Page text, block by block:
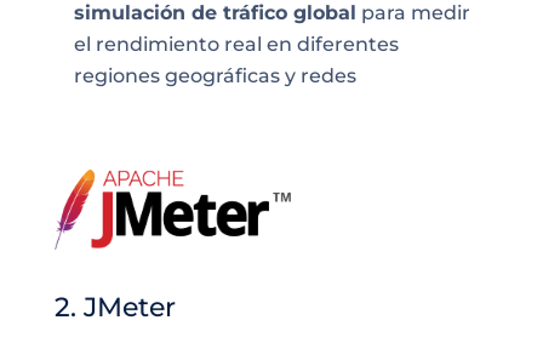
simulación de tráfico global para medir
el rendimiento real en diferentes
regiones geográficas y redes
2. JMeter